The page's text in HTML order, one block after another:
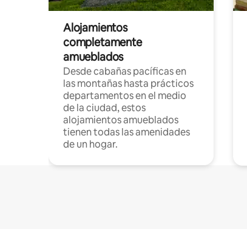
Alojamientos
completamente
amueblados
Desde cabañas pacíficas en
las montañas hasta prácticos
departamentos en el medio
de la ciudad, estos
alojamientos amueblados
tienen todas las amenidades
de un hogar.